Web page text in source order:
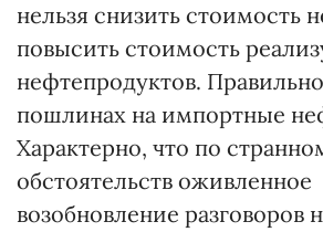
нельзя снизить стоимость
повысить стоимость
нефтепродуктов.
пошлинах на импортные
Характерно, что по
обстоятельств оживленное
возобновление разговоров